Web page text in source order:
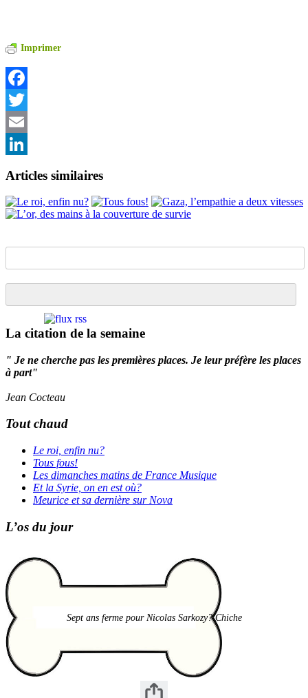
Imprimer
Facebook
Twitter
Email
Articles similaires
La citation de la semaine
" Je ne cherche pas les premières places. Je leur préfère les places
à part"
Jean Cocteau
Tout chaud
Le roi, enfin nu?
Tous fous!
Les dimanches matins de France Musique
Et la Syrie, on en est où?
Meurice et sa dernière sur Nova
L’os du jour
Sept ans ferme pour Nicolas Sarkozy? Chiche